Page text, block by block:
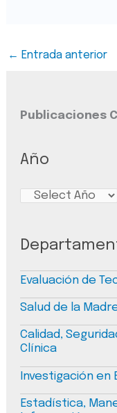
← Entrada anterior
Publicaciones
Año
Evaluación de
Salud de la
Calidad,
Clínica
Investigación en
Estadística,